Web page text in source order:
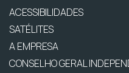
ACESSIBILIDADES
SATÉLITES
A EMPRESA
CONSELHO GERAL